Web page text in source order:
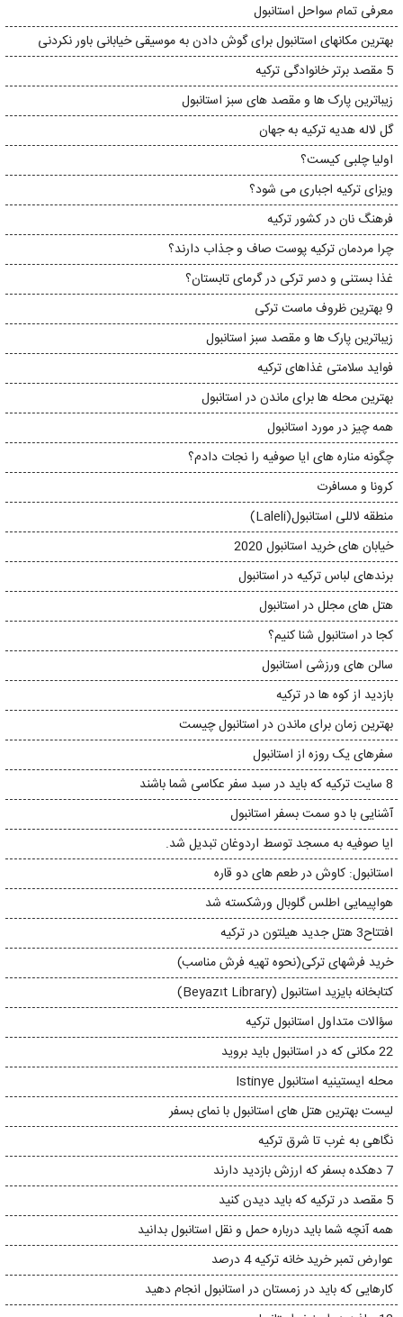
معرفی تمام سواحل استانبول
بهترین مکانهای استانبول برای گوش دادن به موسیقی خیابانی باور نکردنی
5 مقصد برتر خانوادگی ترکیه
زیباترین پارک ها و مقصد های سبز استانبول
گل لاله هدیه ترکیه به جهان
اولیا چلبی کیست؟
ویزای ترکیه اجباری می شود؟
فرهنگ نان در کشور ترکیه
چرا مردمان ترکیه پوست صاف و جذاب دارند؟
غذا بستنی و دسر ترکی در گرمای تابستان؟
9 بهترین ظروف ماست ترکی
زیباترین پارک ها و مقصد سبز استانبول
فواید سلامتی غذاهای ترکیه
بهترین محله ها برای ماندن در استانبول
همه چیز در مورد استانبول
چگونه مناره های ایا صوفیه را نجات دادم؟
کرونا و مسافرت
منطقه لاللی استانبول(Laleli)
خیابان های خرید استانبول 2020
برندهای لباس ترکیه در استانبول
هتل های مجلل در استانبول
کجا در استانبول شنا کنیم؟
سالن های ورزشی استانبول
بازدید از کوه ها در ترکیه
بهترین زمان برای ماندن در استانبول چیست
سفرهای یک روزه از استانبول
8 سایت ترکیه که باید در سبد سفر عکاسی شما باشند
آشنایی با دو سمت بسفر استانبول
ایا صوفیه به مسجد توسط اردوغان تبدیل شد.
استانبول: کاوش در طعم های دو قاره
هواپیمایی اطلس گلوبال ورشکسته شد
افتتاح3 هتل جدید هیلتون در ترکیه
خرید فرشهای ترکی(نحوه تهیه فرش مناسب)
کتابخانه بایزید استانبول (Beyazıt Library)
سؤالات متداول استانبول ترکیه
22 مکانی که در استانبول باید بروید
محله ایستینیه استانبول Istinye
لیست بهترین هتل های استانبول با نمای بسفر
نگاهی به غرب تا شرق ترکیه
7 دهکده بسفر که ارزش بازدید دارند
5 مقصد در ترکیه که باید دیدن کنید
همه آنچه شما باید درباره حمل و نقل استانبول بدانید
عوارض تمبر خرید خانه ترکیه 4 درصد
کارهایی که باید در زمستان در استانبول انجام دهید